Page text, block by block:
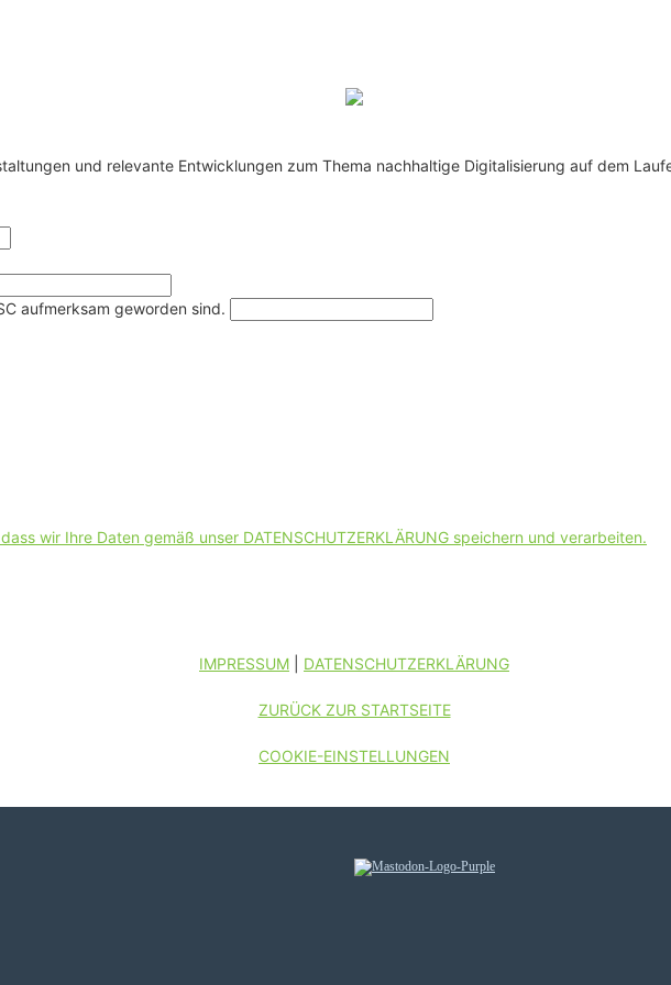
und relevante Entwicklungen zum Thema nachhaltige Digitalisierung auf dem
aufmerksam geworden sind.
wir Ihre Daten gemäß unser DATENSCHUTZERKLÄRUNG speichern und verarbeiten.
IMPRESSUM DATENSCHUTZERKLÄRUNG
ZURÜCK ZUR STARTSEITE
COOKIE-EINSTELLUNGEN